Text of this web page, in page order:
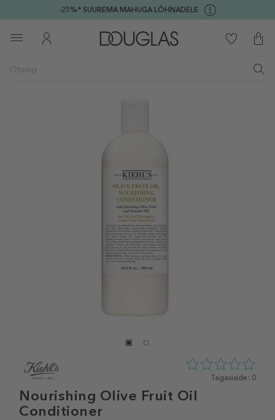
-25%* SUUREMA MAHUGA LÕHNADELE
Nourishing Olive Fruit Oil
Conditioner
0
Tagasiside: 0